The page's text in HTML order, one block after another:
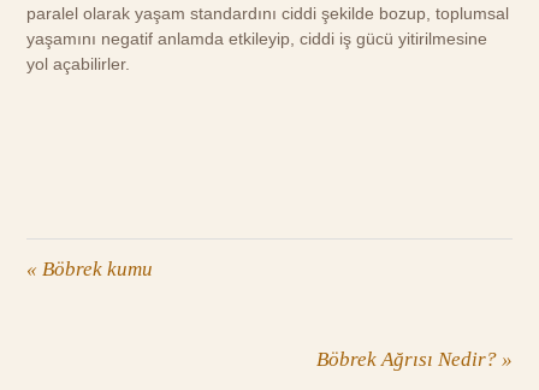
paralel olarak yaşam standardını ciddi şekilde bozup, toplumsal
yaşamını negatif anlamda etkileyip, ciddi iş gücü yitirilmesine
yol açabilirler.
« Böbrek kumu
Böbrek Ağrısı Nedir? »